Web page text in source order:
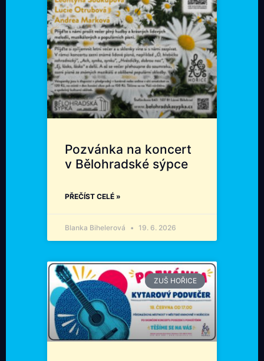
Pozvánka na koncert
v Bělohradské sýpce
PŘEČÍST CELÉ »
Blanka Bihelerová 19. 6. 2026
ZUŠ HOŘICE